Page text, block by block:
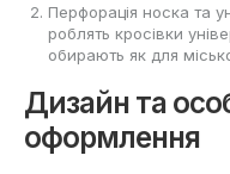
Перфорація носка та
роблять кросівки
обирають як для
Дизайн та
оформлення